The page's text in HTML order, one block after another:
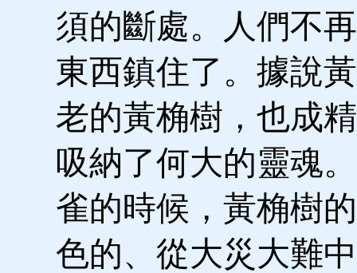
須的斷處。人們不
東西鎮住了。據說
老的黃桷樹，也成
吸納了何大的靈魂
雀的時候，黃桷樹
色的、從大災大難